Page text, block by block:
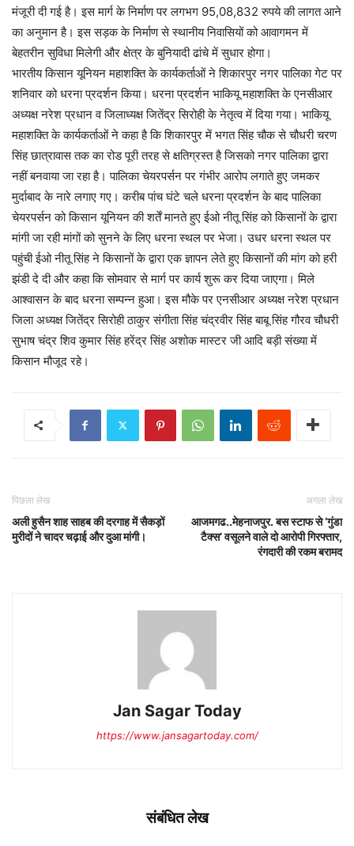
मंजूरी दी गई है। इस मार्ग के निर्माण पर लगभग 95,08,832 रुपये की लागत आने
का अनुमान है। इस सड़क के निर्माण से स्थानीय निवासियों को आवागमन में
बेहतरीन सुविधा मिलेगी और क्षेत्र के बुनियादी ढांचे में सुधार होगा।
भारतीय किसान यूनियन महाशक्ति के कार्यकर्ताओं ने शिकारपुर नगर पालिका गेट पर
शनिवार को धरना प्रदर्शन किया। धरना प्रदर्शन भाकियू महाशक्ति के एनसीआर
अध्यक्ष नरेश प्रधान व जिलाध्यक्ष जितेंद्र सिरोही के नेतृत्व में दिया गया। भाकियू
महाशक्ति के कार्यकर्ताओं ने कहा है कि शिकारपुर में भगत सिंह चौक से चौधरी चरण
सिंह छात्रावास तक का रोड पूरी तरह से क्षतिग्रस्त है जिसको नगर पालिका द्वारा
नहीं बनवाया जा रहा है। पालिका चेयरपर्सन पर गंभीर आरोप लगाते हुए जमकर
मुर्दाबाद के नारे लगाए गए। करीब पांच घंटे चले धरना प्रदर्शन के बाद पालिका
चेयरपर्सन को किसान यूनियन की शर्तें मानते हुए ईओ नीतू सिंह को किसानों के द्वारा
मांगी जा रही मांगों को सुनने के लिए धरना स्थल पर भेजा। उधर धरना स्थल पर
पहुंची ईओ नीतू सिंह ने किसानों के द्वारा एक ज्ञापन लेते हुए किसानों की मांग को हरी
झंडी दे दी और कहा कि सोमवार से मार्ग पर कार्य शुरू कर दिया जाएगा। मिले
आश्वासन के बाद धरना सम्पन्न हुआ। इस मौके पर एनसीआर अध्यक्ष नरेश प्रधान
जिला अध्यक्ष जितेंद्र सिरोही ठाकुर संगीता सिंह चंद्रवीर सिंह बाबू सिंह गौरव चौधरी
सुभाष चंद्र शिव कुमार सिंह हरेंद्र सिंह अशोक मास्टर जी आदि बड़ी संख्या में
किसान मौजूद रहे।
पिछला लेख
अली हुसैन शाह साहब की दरगाह में सैकड़ों
मुरीदों ने चादर चढ़ाई और दुआ मांगी।
अगला लेख
आजमगढ..मेहनाजपुर. बस स्टाफ से ‘गुंडा
टैक्स’ वसूलने वाले दो आरोपी गिरफ्तार,
रंगदारी की रकम बरामद
Jan Sagar Today
https://www.jansagartoday.com/
संबंधित लेख